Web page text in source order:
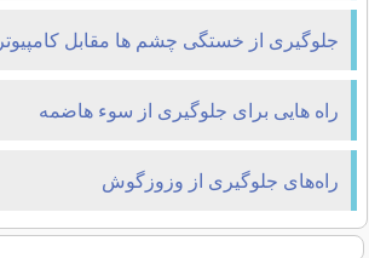
جلوگیری از خستگی چشم ها مقابل کامپیوتر
راه هایی برای جلوگیری از سوء هاضمه
راه‌های جلوگیری از وزوزگوش